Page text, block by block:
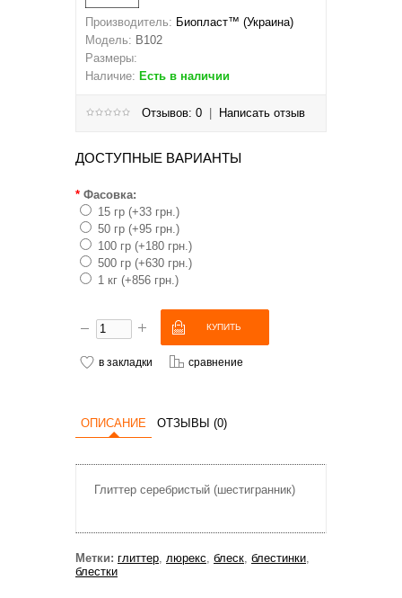
Производитель: Биопласт™ (Украина)
Модель: B102
Размеры:
Наличие: Есть в наличии
Отзывов: 0 Написать отзыв
ДОСТУПНЫЕ ВАРИАНТЫ
* Фасовка:
15 гр (+33 грн.)
50 гр (+95 грн.)
100 гр (+180 грн.)
500 гр (+630 грн.)
1 кг (+856 грн.)
в закладки сравнение
ОПИСАНИЕ ОТЗЫВЫ (0)
Глиттер серебристый (шестигранник)
Метки: глиттер люрекс блеск блестинки
блестки